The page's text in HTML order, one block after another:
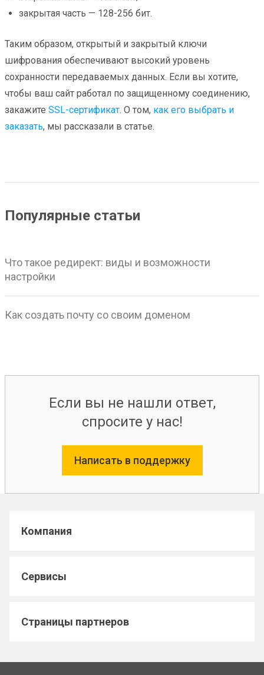
закрытая часть — 128-256 бит.
Таким образом, открытый и закрытый ключи
шифрования обеспечивают высокий уровень
сохранности передаваемых данных. Если вы хотите,
чтобы ваш сайт работал по защищенному соединению,
закажите SSL-сертификат. О том, как его выбрать и
заказать, мы рассказали в статье.
Популярные статьи
Что такое редирект: виды и возможности
настройки
Как создать почту со своим доменом
Если вы не нашли ответ,
спросите у нас!
Написать в поддержку
Компания
Сервисы
Страницы партнеров